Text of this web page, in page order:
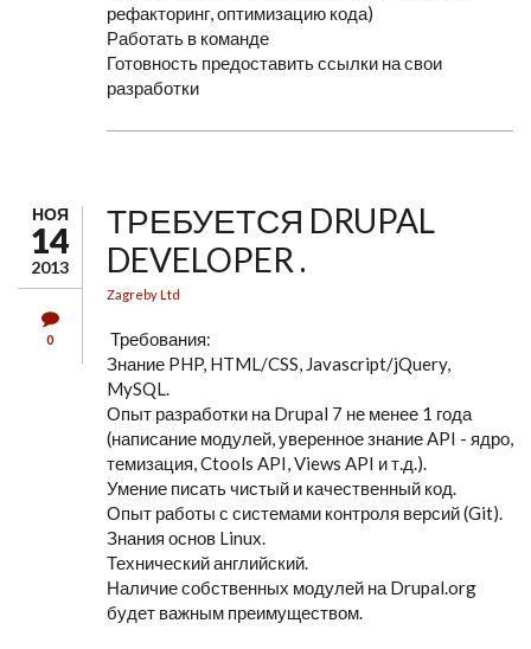
рефакторинг, оптимизацию кода)
Работать в команде
Готовность предоставить ссылки на свои
разработки
НОЯ
14
2013
0
ТРЕБУЕТСЯ DRUPAL
DEVELOPER .
Zagreby Ltd
Требования:
Знание PHP, HTML/CSS, Javascript/jQuery,
MySQL.
Опыт разработки на Drupal 7 не менее 1 года
(написание модулей, уверенное знание API - ядро,
темизация, Ctools API, Views API и т.д.).
Умение писать чистый и качественный код.
Опыт работы с системами контроля версий (Git).
Знания основ Linux.
Технический английский.
Наличие собственных модулей на Drupal.org
будет важным преимуществом.